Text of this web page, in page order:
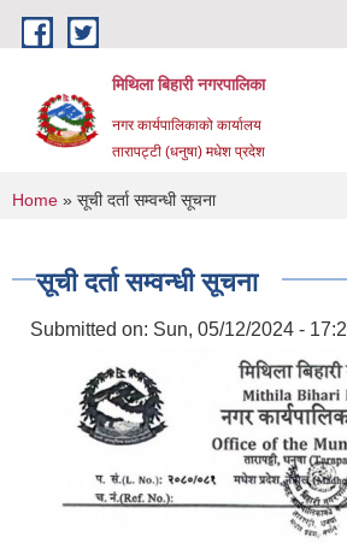
Skip to main content
मिथिला बिहारी नगरपालिका
नगर कार्यपालिकाको कार्यालय
तारापट्टी (धनुषा) मधेश प्रदेश
You are here
Home » सूची दर्ता सम्वन्धी सूचना
सूची दर्ता सम्वन्धी सूचना
Submitted on: Sun, 05/12/2024 -